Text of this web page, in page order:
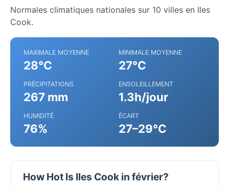
Normales climatiques nationales sur 10 villes en Iles
Cook.
MAXIMALE MOYENNE
28°C
MINIMALE MOYENNE
27°C
PRÉCIPITATIONS
267 mm
ENSOLEILLEMENT
1.3h/jour
HUMIDITÉ
76%
ÉCART
27–29°C
How Hot Is Iles Cook in février?